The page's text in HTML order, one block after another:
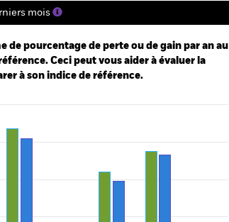
mois
pourcentage de perte ou de gain par an au
Ceci peut vous aider à évaluer la
à son indice de référence.